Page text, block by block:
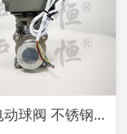
微型电动球阀 不锈钢内螺纹 丝扣微型阀 小型调节球形